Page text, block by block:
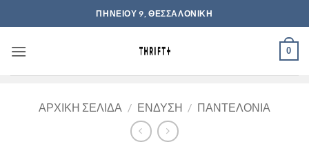
στο
ΠΗΝΕΙΟΥ 9, ΘΕΣΣΑΛΟΝΙΚΗ
0
ΑΡΧΙΚΉ ΣΕΛΊΔΑ / ΈΝΔΥΣΗ / ΠΑΝΤΕΛΌΝΙΑ